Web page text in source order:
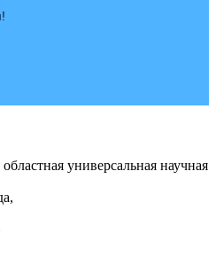
универсальная научная